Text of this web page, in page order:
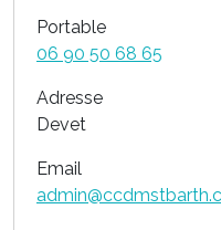
Portable
06 90 50 68 65
Adresse
Devet
Email